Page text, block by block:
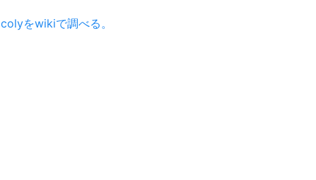
colyをwikiで調べる。